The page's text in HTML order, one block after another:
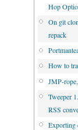
Hop
On git
repack
How to
JMP-
Tweeper
RSS
Exporting